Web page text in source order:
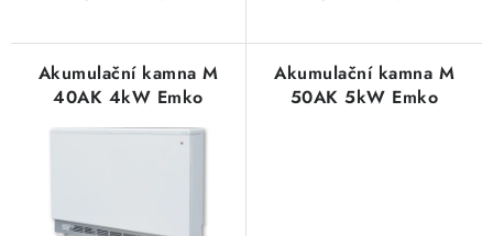
Akumulační kamna M
40AK 4kW Emko
Akumulační kamna M
50AK 5kW Emko